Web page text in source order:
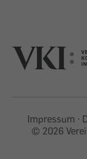
Impressum
© 2026